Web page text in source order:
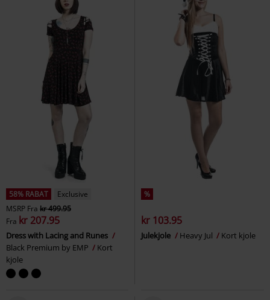
58% RABAT
Exclusive
MSRP Fra kr 499.95
Fra kr 207.95
Dress with Lacing and Runes
Black Premium by EMP
Kort
kjole
%
kr 103.95
Julekjole Heavy Jul Kort kjole